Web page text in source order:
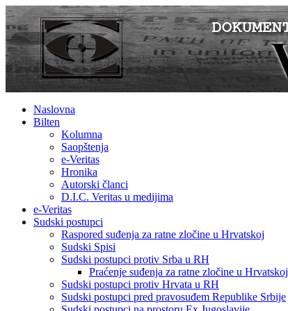
Naslovna
Bilten
Kolumna
Saopštenja
e-Veritas
Hronika
Autorski članci
D.I.C. Veritas u medijima
e-Veritas
Sudski postupci
Raspored suđenja za ratne zločine u Hrvatskoj
Sudski Spisi
Sudski postupci protiv Srba u RH
Praćenje suđenja za ratne zločine u Hrvatskoj
Sudski postupci protiv Hrvata u RH
Sudski postupci pred pravosuđem Republike Srbije